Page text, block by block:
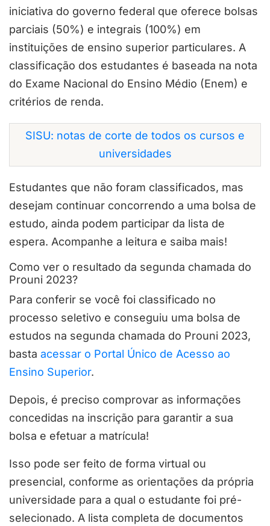
iniciativa do governo federal que oferece bolsas
parciais (50%) e integrais (100%) em
instituições de ensino superior particulares. A
classificação dos estudantes é baseada na nota
do Exame Nacional do Ensino Médio (Enem) e
critérios de renda.
SISU: notas de corte de todos os cursos e
universidades
Estudantes que não foram classificados, mas
desejam continuar concorrendo a uma bolsa de
estudo, ainda podem participar da lista de
espera. Acompanhe a leitura e saiba mais!
Como ver o resultado da segunda chamada do
Prouni 2023?
Para conferir se você foi classificado no
processo seletivo e conseguiu uma bolsa de
estudos na segunda chamada do Prouni 2023,
basta acessar o Portal Único de Acesso ao
Ensino Superior.
Depois, é preciso comprovar as informações
concedidas na inscrição para garantir a sua
bolsa e efetuar a matrícula!
Isso pode ser feito de forma virtual ou
presencial, conforme as orientações da própria
universidade para a qual o estudante foi pré-
selecionado. A lista completa de documentos